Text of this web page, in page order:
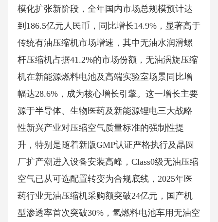
模化扩张新阶段，全年国内市场总规模预计达
到186.5亿元人民币，同比增长14.9%，显著高于
传统有油压缩机市场增速，其中无油水润滑螺
杆压缩机占据41.2%的市场份额，无油涡旋压缩
机在新能源燃料电池及高端实验室场景同比增
幅达28.6%，成为核心增长引擎。这一增长主要
源于半导体、生物医药及新能源锂电三大战略
性新兴产业对压缩空气质量标准的强制性提
升，特别是随着新版GMP认证严格执行及晶圆
厂扩产潮进入设备安装高峰，Class0级无油压缩
空气已从可选配置转变为合规底线，2025年医
药行业无油压缩机采购额突破24亿元，国产机
型渗透率首次突破30%，氢燃料电池车用无油空